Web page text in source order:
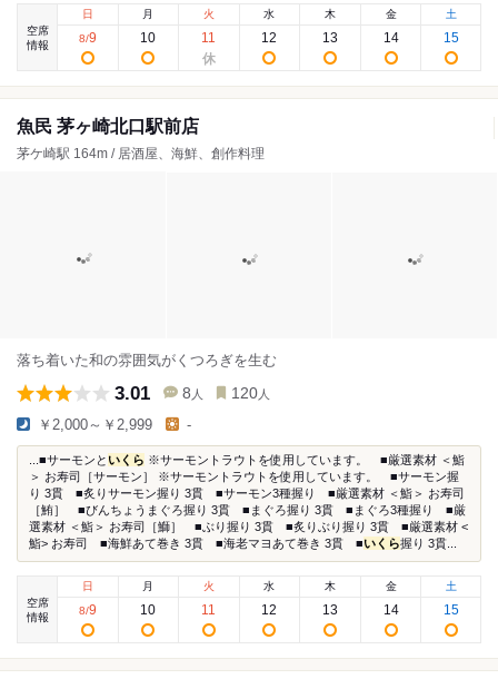
空席
情報
日
8/9
月
10
火
11
水
12
木
13
金
14
土
15
魚民 茅ヶ崎北口駅前店
茅ケ崎駅 164m / 居酒屋、海鮮、創作料理
落ち着いた和の雰囲気がくつろぎを生む
3.01 8 人 120 人
￥2,000～￥2,999 -
...■サーモンと いくら ※サーモントラウトを使用しています。 ■厳選素材 ＜鮨
＞ お寿司［サーモン］ ※サーモントラウトを使用しています。 ■サーモン握
り 3貫 ■炙りサーモン握り 3貫 ■サーモン3種握り ■厳選素材 ＜鮨＞ お寿司
［鮪］ ■びんちょうまぐろ握り 3貫 ■まぐろ握り 3貫 ■まぐろ3種握り ■厳
選素材 ＜鮨＞ お寿司［鰤］ ■ぶり握り 3貫 ■炙りぶり握り 3貫 ■厳選素材 <
鮨> お寿司 ■海鮮あて巻き 3貫 ■海老マヨあて巻き 3貫 ■いくら握り 3貫...
空席
情報
日
8/9
月
10
火
11
水
12
木
13
金
14
土
15